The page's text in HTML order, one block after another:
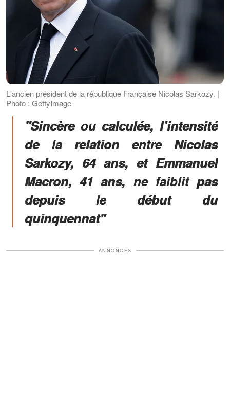
L'ancien président de la république Française Nicolas Sarkozy. |
Photo : GettyImage
"Sincère ou calculée, l’intensité
de la relation entre Nicolas
Sarkozy, 64 ans, et Emmanuel
Macron, 41 ans, ne faiblit pas
depuis le début du
quinquennat"
ANNONCES